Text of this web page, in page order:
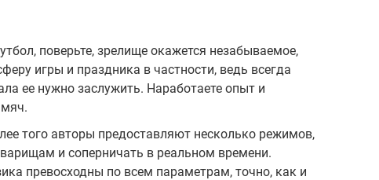
поверьте, зрелище окажется незабываемое,
игры и праздника в частности, ведь всегда
ее нужно заслужить. Наработаете опыт и
того авторы предоставляют несколько режимов,
и соперничать в реальном времени.
превосходны по всем параметрам, точно, как и